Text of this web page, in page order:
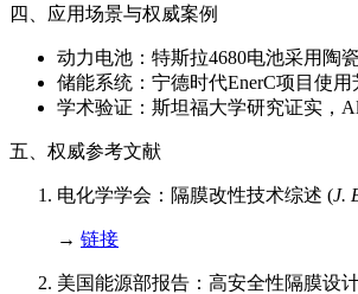
四、应用场景与权威案例
动力电池：特斯拉4680电池采用陶
储能系统：宁德时代EnerC项目使
学术验证：斯坦福大学研究证实，
五、权威参考文献
电化学学会：隔膜改性技术综述 (J.
→ 链接
美国能源部报告：高安全性隔膜设